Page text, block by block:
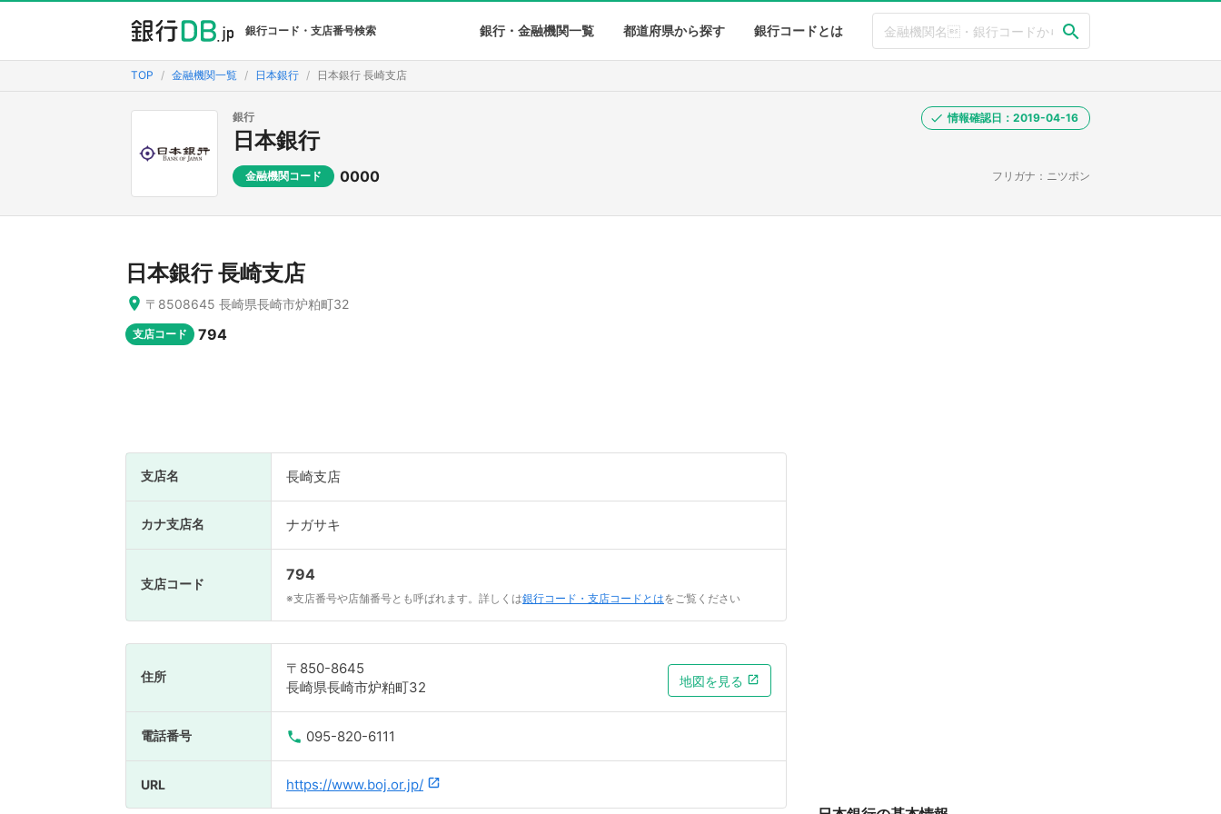
銀行コード・支店番号検索 銀行・金融機関一覧 都道府県から探す 銀行コードとは
TOP 金融機関一覧 日本銀行 日本銀行 長崎支店
銀行
日本銀行
金融機関コード 0000 フリガナ：ニツポン
情報確認日：2019-04-16
日本銀行 長崎支店
〒8508645 長崎県長崎市炉粕町32
支店コード 794
支店名 長崎支店
カナ支店名 ナガサキ
支店コード
794
※支店番号や店舗番号とも呼ばれます。詳しくは銀行コード・支店コードとはをご覧ください
住所
〒850-8645
長崎県長崎市炉粕町32
地図を見る
電話番号 095-820-6111
URL https://www.boj.or.jp/